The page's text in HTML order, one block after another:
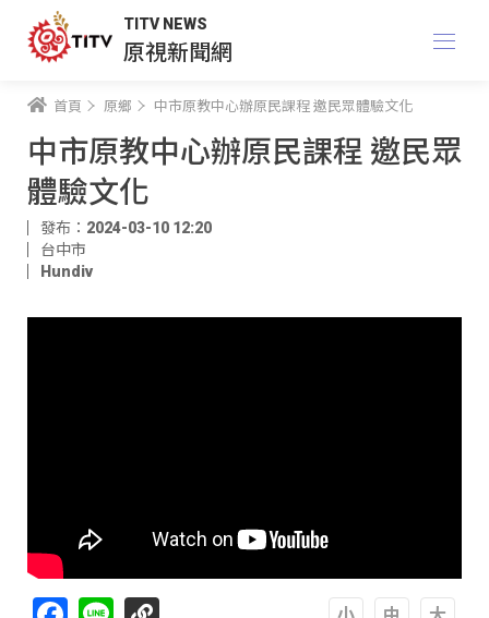
TITV NEWS
原視新聞網
首頁 原鄉 中市原教中心辦原民課程 邀民眾體驗文化
中市原教中心辦原民課程 邀民眾
體驗文化
發布：2024-03-10 12:20
台中市
Hundiv
Facebook
Line